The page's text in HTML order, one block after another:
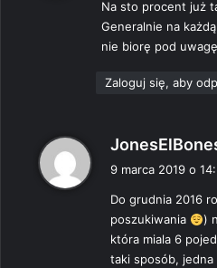
Na sto procent już
Generalnie na
nie biorę pod
Zaloguj się, aby
9 marca 2019 o
Do grudnia 2016
poszukiwania
)
która miala 6
taki sposób, jedna